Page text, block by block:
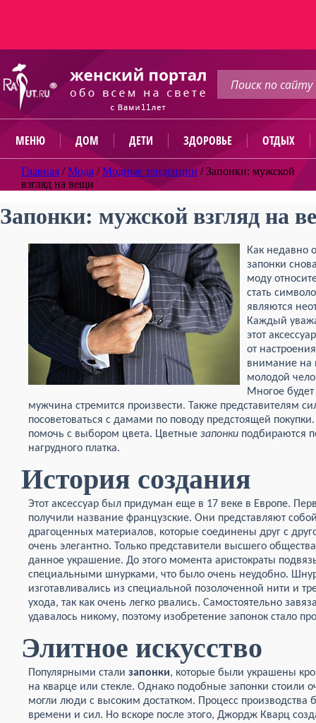
МЕНЮ ДОМ ДЕТИ ЗДОРОВЬЕ ОТДЫХ
Главная /Мода /Модные тенденции /Запонки: мужской
взгляд на вещи
Запонки: мужской взгляд на
Как недавно
запонки
моду
стать
являются
Каждый
этот
от
внимание на
молодой
Многое будет
мужчина стремится произвести. Также представителям
посоветоваться с дамами по поводу предстоящей
помочь с выбором цвета. Цветные запонки подбираются
нагрудного платка.
История создания
Этот аксессуар был придуман еще в 17 веке в Европе.
получили название французские. Они представляют
драгоценных материалов, которые соединены друг с
очень элегантно. Только представители высшего
данное украшение. До этого момента аристократы
специальными шнурками, что было очень неудобно.
изготавливались из специальной позолоченной нити и
ухода, так как очень легко рвались. Самостоятельно
удавалось никому, поэтому изобретение запонок стало
Элитное искусство
Популярными стали запонки, которые были украшены
на кварце или стекле. Однако подобные запонки стоили
могли люди с высоким достатком. Процесс
времени и сил. Но вскоре после этого, Джордж Кварц